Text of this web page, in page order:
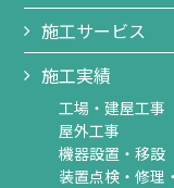
施工サービス
施工実績
工場・建屋工事
屋外工事
機器設置・移設
装置点検・修理